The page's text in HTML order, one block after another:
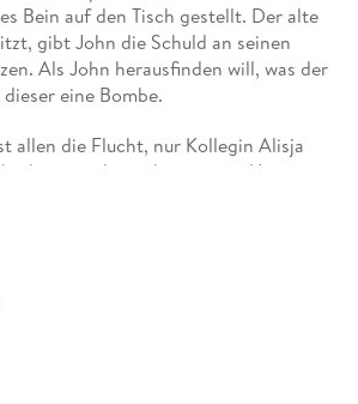
Bein auf den Tisch gestellt. Der alte
gibt John die Schuld an seinen
Als John herausfinden will, was der
eine Bombe.
allen die Flucht, nur Kollegin Alisja
verschwunden zu sein. Um
Jahren beim Geheimdienst. Doch
Thriller mit Tiefgang, die komplexe
realistisch - oft so, als könnten sie